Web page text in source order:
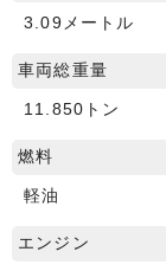
3.09メートル
車両総重量
11.850トン
燃料
軽油
エンジン